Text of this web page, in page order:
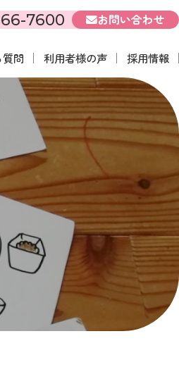
7600 お問い合わせ
質問 利用者様の声 採用情報